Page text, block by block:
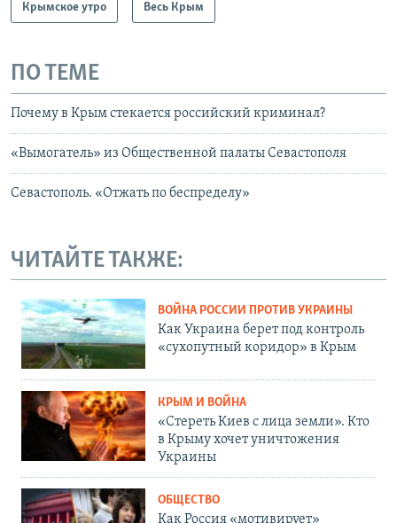
Крымское утро Весь Крым
ПО ТЕМЕ
Почему в Крым стекается российский криминал?
«Вымогатель» из Общественной палаты Севастополя
Севастополь. «Отжать по беспределу»
ЧИТАЙТЕ ТАКЖЕ:
ВОЙНА РОССИИ ПРОТИВ УКРАИНЫ
Как Украина берет под контроль
«сухопутный коридор» в Крым
КРЫМ И ВОЙНА
«Стереть Киев с лица земли». Кто
в Крыму хочет уничтожения
Украины
ОБЩЕСТВО
Как Россия «мотивирует»